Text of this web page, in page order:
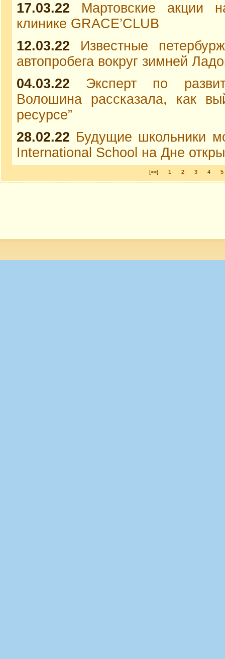
17.03.22
Мартовские акции
клинике GRACE’CLUB
12.03.22
Известные
автопробега вокруг зимней
04.03.22
Эксперт по
Волошина рассказала, как
ресурсе”
28.02.22 Будущие школьники
International School на Дне
[<<] 1 2 3 4 5